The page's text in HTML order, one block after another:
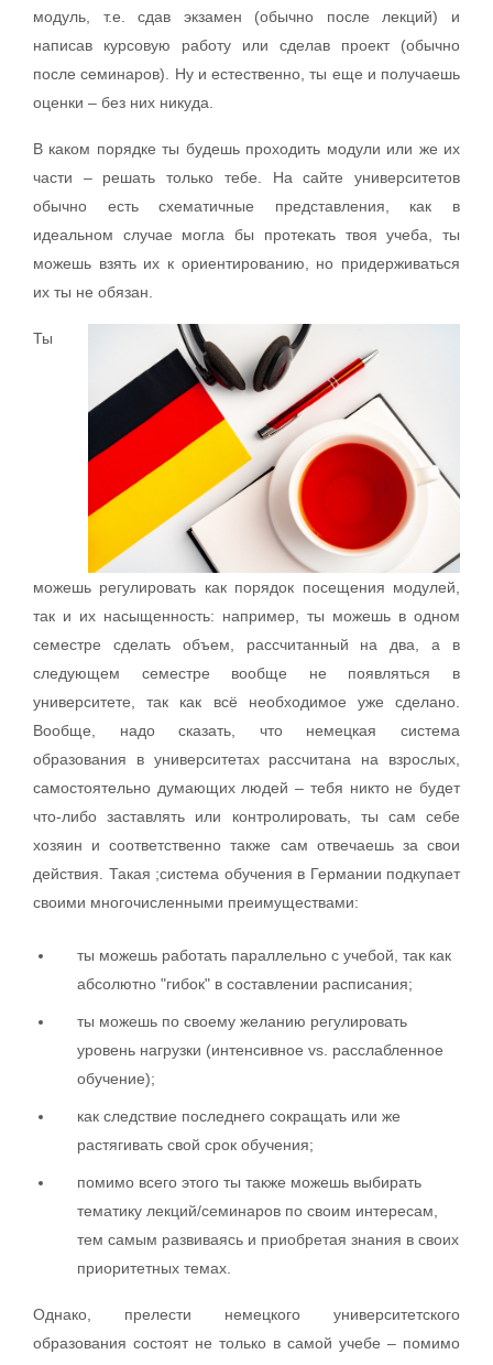
модуль, т.е. сдав экзамен (обычно после лекций) и
написав курсовую работу или сделав проект (обычно
после семинаров). Ну и естественно, ты еще и получаешь
оценки – без них никуда.
В каком порядке ты будешь проходить модули или же их
части – решать только тебе. На сайте университетов
обычно есть схематичные представления, как в
идеальном случае могла бы протекать твоя учеба, ты
можешь взять их к ориентированию, но придерживаться
их ты не обязан.
Ты
можешь регулировать как порядок посещения модулей,
так и их насыщенность: например, ты можешь в одном
семестре сделать объем, рассчитанный на два, а в
следующем семестре вообще не появляться в
университете, так как всё необходимое уже сделано.
Вообще, надо сказать, что немецкая система
образования в университетах рассчитана на взрослых,
самостоятельно думающих людей – тебя никто не будет
что-либо заставлять или контролировать, ты сам себе
хозяин и соответственно также сам отвечаешь за свои
действия. Такая ;система обучения в Германии подкупает
своими многочисленными преимуществами:
ты можешь работать параллельно с учебой, так как
абсолютно "гибок" в составлении расписания;
ты можешь по своему желанию регулировать
уровень нагрузки (интенсивное vs. расслабленное
обучение);
как следствие последнего сокращать или же
растягивать свой срок обучения;
помимо всего этого ты также можешь выбирать
тематику лекций/семинаров по своим интересам,
тем самым развиваясь и приобретая знания в своих
приоритетных темах.
Однако, прелести немецкого университетского
образования состоят не только в самой учебе – помимо